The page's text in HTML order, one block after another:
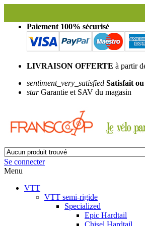
Paiement 100% sécurisé
LIVRAISON OFFERTE à partir
sentiment_very_satisfied Satisfait
starGarantie et SAV du magasin
Se connecter
Menu
VTT
VTT semi-rigide
Specialized
Epic Hardtail
Chisel Hardtail